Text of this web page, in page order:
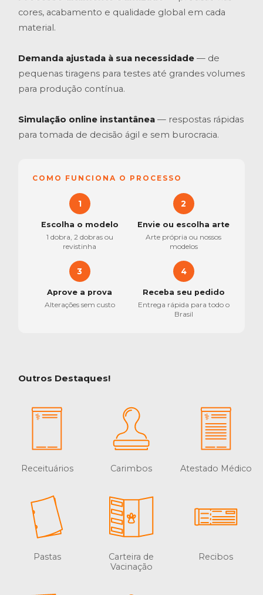
cores, acabamento e qualidade global em cada
material.
Demanda ajustada à sua necessidade — de
pequenas tiragens para testes até grandes volumes
para produção contínua.
Simulação online instantânea — respostas rápidas
para tomada de decisão ágil e sem burocracia.
COMO FUNCIONA O PROCESSO
1
Escolha o modelo
1 dobra, 2 dobras ou
revistinha
2
Envie ou escolha arte
Arte própria ou nossos
modelos
3
Aprove a prova
Alterações sem custo
4
Receba seu pedido
Entrega rápida para todo o
Brasil
Outros Destaques!
Receituários Carimbos Atestado Médico
Pastas
Carteira de
Vacinação
Recibos